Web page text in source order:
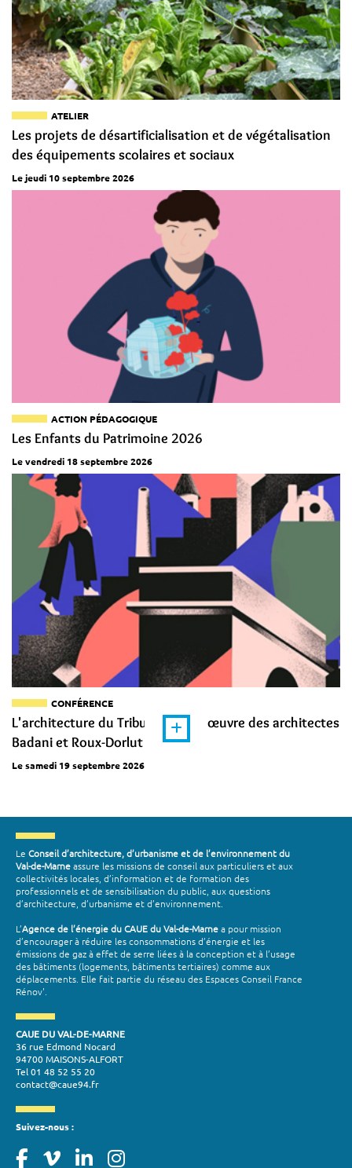
ATELIER
Les projets de désartificialisation et de végétalisation
des équipements scolaires et sociaux
Le jeudi 10 septembre 2026
ACTION PÉDAGOGIQUE
Les Enfants du Patrimoine 2026
Le vendredi 18 septembre 2026
CONFÉRENCE
L'architecture du Tribunal dans l'œuvre des architectes
Badani et Roux-Dorlut
Le samedi 19 septembre 2026
Le Conseil d’architecture, d’urbanisme et de l’environnement du
Val-de-Marneassure les missions de conseil aux particuliers et aux
collectivités locales, d’information et de formation des
professionnels et de sensibilisation du public, aux questions
d’architecture, d’urbanisme et d’environnement.
L’Agence de l’énergie du CAUE du Val-de-Marnea pour mission
d’encourager à réduire les consommations d’énergie et les
émissions de gaz à effet de serre liées à la conception et à l’usage
des bâtiments (logements, bâtiments tertiaires) comme aux
déplacements. Elle fait partie du réseau des Espaces Conseil France
Rénov'.
CAUE DU VAL-DE-MARNE
36 rue Edmond Nocard
94700 MAISONS-ALFORT
Tel 01 48 52 55 20
contact@caue94.fr
Suivez-nous :